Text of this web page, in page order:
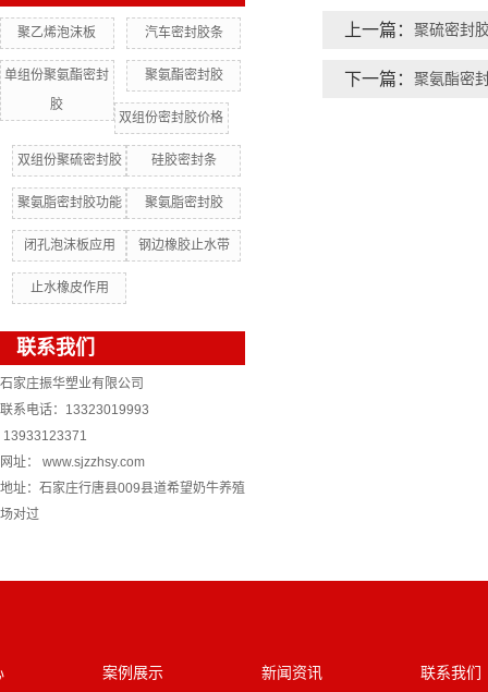
聚乙烯泡沫板 汽车密封胶条
单组份聚氨酯密封
胶
聚氨酯密封胶
双组份密封胶价格
双组份聚硫密封胶 硅胶密封条
聚氨脂密封胶功能 聚氨脂密封胶
闭孔泡沫板应用 钢边橡胶止水带
止水橡皮作用
联系我们
石家庄振华塑业有限公司
联系电话：13323019993
13933123371
网址： www.sjzzhsy.com
地址：石家庄行唐县009县道希望奶牛养殖
场对过
上一篇： 聚硫密封
下一篇： 聚氨酯密
案例展示 新闻资讯 联系我们